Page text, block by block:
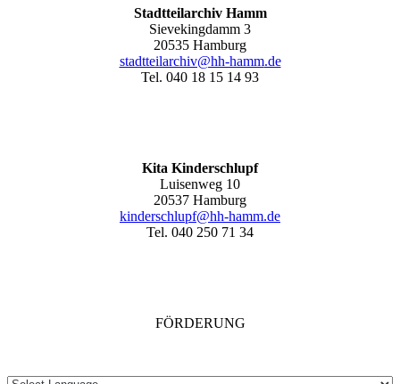
Stadtteilarchiv Hamm
Sievekingdamm 3
20535 Hamburg
stadtteilarchiv@hh-hamm.de
Tel. 040 18 15 14 93
Kita Kinderschlupf
Luisenweg 10
20537 Hamburg
kinderschlupf@hh-hamm.de
Tel. 040 250 71 34
FÖRDERUNG